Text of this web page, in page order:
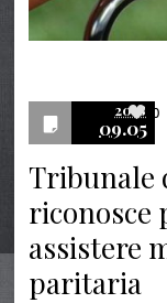
2018
09.05
0
Tribunale
riconosce
assistere
paritaria